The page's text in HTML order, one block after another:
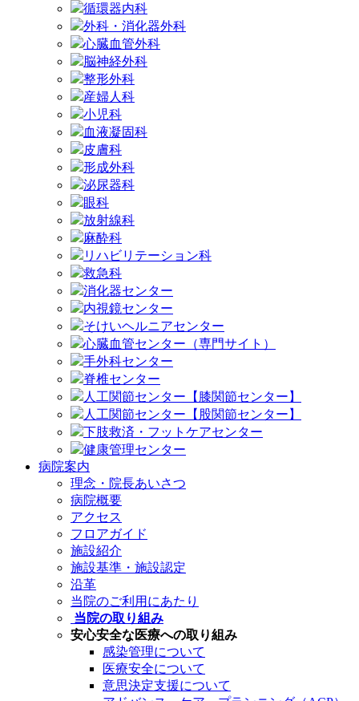
循環器内科
外科・消化器外科
心臓血管外科
脳神経外科
整形外科
産婦人科
小児科
血液凝固科
皮膚科
形成外科
泌尿器科
眼科
放射線科
麻酔科
リハビリテーション科
救急科
消化器センター
内視鏡センター
そけいヘルニアセンター
心臓血管センター（専門サイト）
手外科センター
脊椎センター
人工関節センター【膝関節センター】
人工関節センター【股関節センター】
下肢救済・フットケアセンター
健康管理センター
病院案内
理念・院長あいさつ
病院概要
アクセス
フロアガイド
施設紹介
施設基準・施設認定
沿革
当院のご利用にあたり
当院の取り組み
安心安全な医療への取り組み
感染管理について
医療安全について
意思決定支援について